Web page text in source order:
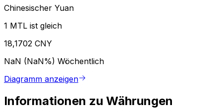
Chinesischer Yuan
1 MTL ist gleich
18,1702 CNY
NaN (NaN%) Wöchentlich
Diagramm anzeigen
Informationen zu Währungen